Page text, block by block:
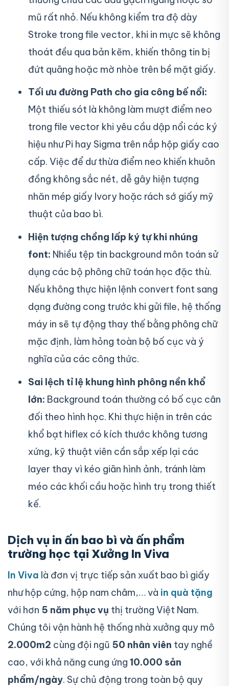
mũ rất nhỏ. Nếu không kiểm tra độ dày
Stroke trong file vector, khi in mực sẽ không
thoát đều qua bản kẽm, khiến thông tin bị
đứt quãng hoặc mờ nhòe trên bề mặt giấy.
Tối ưu đường Path cho gia công bế nổi:
Một thiếu sót là không làm mượt điểm neo
trong file vector khi yêu cầu dập nổi các ký
hiệu như Pi hay Sigma trên nắp hộp giấy cao
cấp. Việc để dư thừa điểm neo khiến khuôn
đồng không sắc nét, dễ gây hiện tượng
nhăn mép giấy Ivory hoặc rách sớ giấy mỹ
thuật của bao bì.
Hiện tượng chồng lấp ký tự khi nhúng
font: Nhiều tệp tin background môn toán sử
dụng các bộ phông chữ toán học đặc thù.
Nếu không thực hiện lệnh convert font sang
dạng đường cong trước khi gửi file, hệ thống
máy in sẽ tự động thay thế bằng phông chữ
mặc định, làm hỏng toàn bộ bố cục và ý
nghĩa của các công thức.
Sai lệch tỉ lệ khung hình phông nền khổ
lớn: Background toán thường có bố cục cân
đối theo hình học. Khi thực hiện in trên các
khổ bạt hiflex có kích thước không tương
xứng, kỹ thuật viên cần sắp xếp lại các
layer thay vì kéo giãn hình ảnh, tránh làm
méo các khối cầu hoặc hình trụ trong thiết
kế.
Dịch vụ in ấn bao bì và ấn phẩm
trường học tại Xưởng In Viva
In Viva là đơn vị trực tiếp sản xuất bao bì giấy
như hộp cứng, hộp nam châm,… và in quà tặng
với hơn 5 năm phục vụ thị trường Việt Nam.
Chúng tôi vận hành hệ thống nhà xưởng quy mô
2.000m2 cùng đội ngũ 50 nhân viên tay nghề
cao, với khả năng cung ứng 10.000 sản
phẩm/ngày. Sự chủ động trong toàn bộ quy